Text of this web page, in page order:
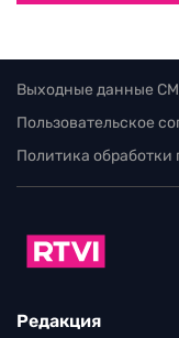
Выходные данные
Пользовательское
Политика
Редакция